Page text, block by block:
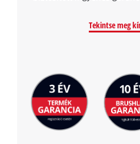
Tekintse meg